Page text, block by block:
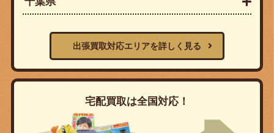
出張買取対応エリアを詳しく見る
宅配買取は全国対応！